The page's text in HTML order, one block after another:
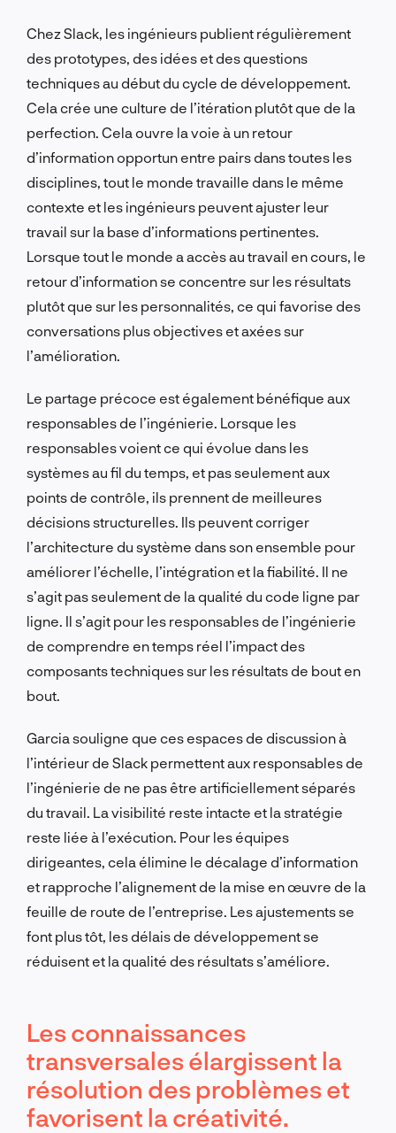
Chez Slack, les ingénieurs publient régulièrement
des prototypes, des idées et des questions
techniques au début du cycle de développement.
Cela crée une culture de l’itération plutôt que de la
perfection. Cela ouvre la voie à un retour
d’information opportun entre pairs dans toutes les
disciplines, tout le monde travaille dans le même
contexte et les ingénieurs peuvent ajuster leur
travail sur la base d’informations pertinentes.
Lorsque tout le monde a accès au travail en cours, le
retour d’information se concentre sur les résultats
plutôt que sur les personnalités, ce qui favorise des
conversations plus objectives et axées sur
l’amélioration.
Le partage précoce est également bénéfique aux
responsables de l’ingénierie. Lorsque les
responsables voient ce qui évolue dans les
systèmes au fil du temps, et pas seulement aux
points de contrôle, ils prennent de meilleures
décisions structurelles. Ils peuvent corriger
l’architecture du système dans son ensemble pour
améliorer l’échelle, l’intégration et la fiabilité. Il ne
s’agit pas seulement de la qualité du code ligne par
ligne. Il s’agit pour les responsables de l’ingénierie
de comprendre en temps réel l’impact des
composants techniques sur les résultats de bout en
bout.
Garcia souligne que ces espaces de discussion à
l’intérieur de Slack permettent aux responsables de
l’ingénierie de ne pas être artificiellement séparés
du travail. La visibilité reste intacte et la stratégie
reste liée à l’exécution. Pour les équipes
dirigeantes, cela élimine le décalage d’information
et rapproche l’alignement de la mise en œuvre de la
feuille de route de l’entreprise. Les ajustements se
font plus tôt, les délais de développement se
réduisent et la qualité des résultats s’améliore.
Les connaissances
transversales élargissent la
résolution des problèmes et
favorisent la créativité.